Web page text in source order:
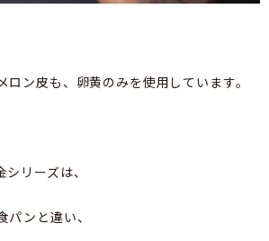
ン皮も、卵黄のみを使用しています。
リーズは、
ンと違い、